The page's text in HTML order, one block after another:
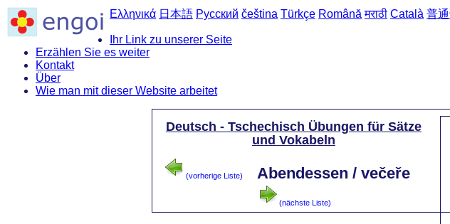
Ελληνικά 日本語 Русский čeština Türkçe Română मराठी Català 普
Ihr Link zu unserer Seite
Erzählen Sie es weiter
Kontakt
Über
Wie man mit dieser Website arbeitet
Deutsch - Tschechisch Übungen für Sätze
und Vokabeln
(vorherige Liste) Abendessen / večeře
(nächste Liste)